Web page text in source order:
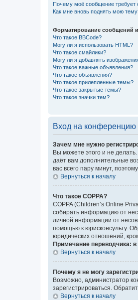
Почему моё сообщение требует
Как мне вновь поднять мою
Форматирование сообщений
Что такое BBCode?
Могу ли я использовать HTML?
Что такое смайлики?
Могу ли я добавлять
Что такое важные объявления?
Что такое объявления?
Что такое прилепленные темы?
Что такое закрытые темы?
Что такое значки тем?
Вход на конференцию
Зачем мне нужно
Вы можете этого и не
даёт вам дополнительные
вас всего пару минут,
Вернуться к началу
Что такое COPPA?
COPPA (Children’s Online
собирать информацию от
личной информации от
помощью к юрисконсульту.
юридических отношений,
Примечание переводчика:
Вернуться к началу
Почему я не могу
Возможно, администратор
зарегистрироваться.
Вернуться к началу